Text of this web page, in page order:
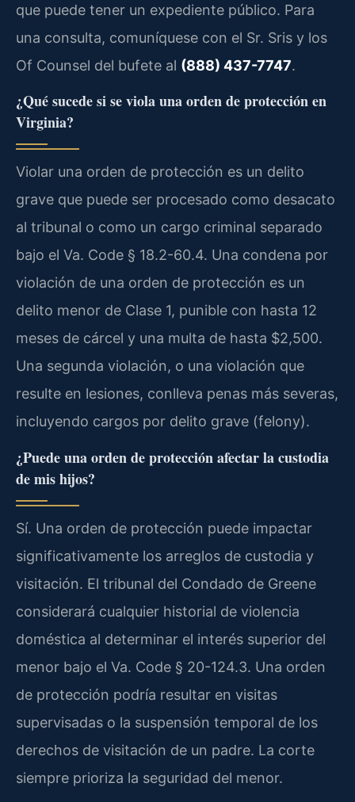
que puede tener un expediente público. Para
una consulta, comuníquese con el Sr. Sris y los
Of Counsel del bufete al (888) 437-7747.
¿Qué sucede si se viola una orden de protección en
Virginia?
Violar una orden de protección es un delito
grave que puede ser procesado como desacato
al tribunal o como un cargo criminal separado
bajo el Va. Code § 18.2-60.4. Una condena por
violación de una orden de protección es un
delito menor de Clase 1, punible con hasta 12
meses de cárcel y una multa de hasta $2,500.
Una segunda violación, o una violación que
resulte en lesiones, conlleva penas más severas,
incluyendo cargos por delito grave (felony).
¿Puede una orden de protección afectar la custodia
de mis hijos?
Sí. Una orden de protección puede impactar
significativamente los arreglos de custodia y
visitación. El tribunal del Condado de Greene
considerará cualquier historial de violencia
doméstica al determinar el interés superior del
menor bajo el Va. Code § 20-124.3. Una orden
de protección podría resultar en visitas
supervisadas o la suspensión temporal de los
derechos de visitación de un padre. La corte
siempre prioriza la seguridad del menor.